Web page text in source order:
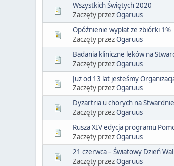
Wszystkich Świętych 2020
Zaczęty przezOgaruus
Opóźnienie wypłat ze zbiórki 1%
Zaczęty przezOgaruus
Badania kliniczne leków na
Zaczęty przezOgaruus
Już od 13 lat jesteśmy
Zaczęty przezOgaruus
Dyzartria u chorych na
Zaczęty przezOgaruus
Rusza XIV edycja programu
Zaczęty przezOgaruus
21 czerwca – Światowy Dzień
Zaczęty przezOgaruus